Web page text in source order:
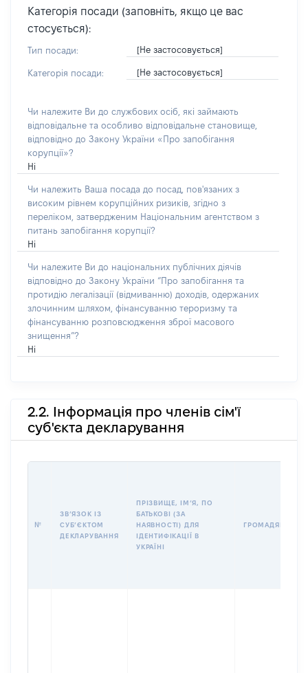
Категорія посади (заповніть, якщо це вас
стосується):
Тип посади: [Не застосовується]
Категорія посади: [Не застосовується]
Чи належите Ви до службових осіб, які займають
відповідальне та особливо відповідальне становище,
відповідно до Закону України «Про запобігання
корупції»?
Ні
Чи належить Ваша посада до посад, пов'язаних з
високим рівнем корупційних ризиків, згідно з
переліком, затвердженим Національним агентством з
питань запобігання корупції?
Ні
Чи належите Ви до національних публічних діячів
відповідно до Закону України “Про запобігання та
протидію легалізації (відмиванню) доходів, одержаних
злочинним шляхом, фінансуванню тероризму та
фінансуванню розповсюдження зброї масового
знищення”?
Ні
2.2. Інформація про членів сім'ї
суб'єкта декларування
№
ЗВʼЯЗОК ІЗ
СУБʼЄКТОМ
ДЕКЛАРУВАННЯ
ПРІЗВИЩЕ, ІМʼЯ, ПО
БАТЬКОВІ (ЗА
НАЯВНОСТІ) ДЛЯ
ІДЕНТИФІКАЦІЇ В
УКРАЇНІ
ГРОМАДЯНСТВО